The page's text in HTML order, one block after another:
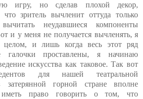
игру, но сделав плохой декор,
зритель вычленит оттуда только
неудавшиеся компоненты
и у меня не получается вычленять, я
и лишь когда весь этот ряд
галочки проставлены, я начинаю
искусства как таковое. Так вот
для нашей театральной
затерянной горной стране вполне
иметь право говорить о том, что